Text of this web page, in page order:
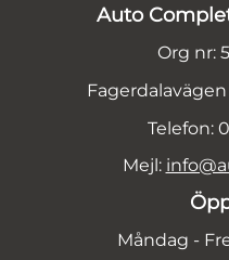
Auto
Org nr:
Fagerdalavägen
Telefon:
Mejl:
Måndag -